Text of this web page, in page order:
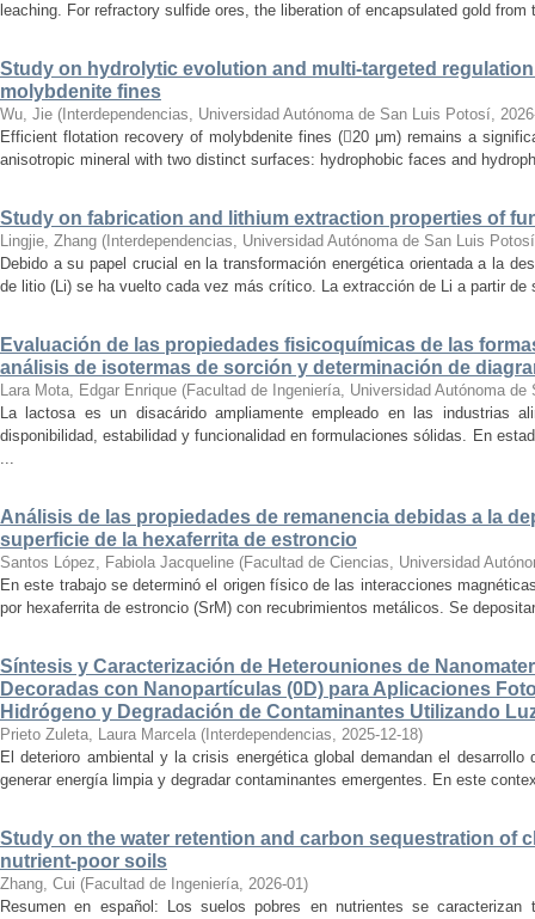
leaching. For refractory sulfide ores, the liberation of encapsulated gold
Study on hydrolytic evolution and multi-targeted
molybdenite fines
Wu, Jie ( Interdependencias, Universidad Autónoma de San Luis Potosí,
Efficient flotation recovery of molybdenite fines (20 μm) remains a
anisotropic mineral with two distinct surfaces: hydrophobic faces and
Study on fabrication and lithium extraction properties of
Lingjie, Zhang ( Interdependencias, Universidad Autónoma de San Luis Potosí
Debido a su papel crucial en la transformación energética orientada a la
de litio (Li) se ha vuelto cada vez más crítico. La extracción de Li a partir de
Evaluación de las propiedades fisicoquímicas de las
análisis de isotermas de sorción y determinación de
Lara Mota, Edgar Enrique (Facultad de Ingeniería, Universidad Autónoma
La lactosa es un disacárido ampliamente empleado en las industrias
disponibilidad, estabilidad y funcionalidad en formulaciones sólidas. En
...
Análisis de las propiedades de remanencia debidas a la
superficie de la hexaferrita de estroncio
Santos López, Fabiola Jacqueline (Facultad de Ciencias, Universidad
En este trabajo se determinó el origen físico de las interacciones
por hexaferrita de estroncio (SrM) con recubrimientos metálicos. Se
Síntesis y Caracterización de Heterouniones de
Decoradas con Nanopartículas (0D) para Aplicaciones
Hidrógeno y Degradación de Contaminantes Utilizando
Prieto Zuleta, Laura Marcela ( Interdependencias, 2025-12-18)
El deterioro ambiental y la crisis energética global demandan el
generar energía limpia y degradar contaminantes emergentes. En este
Study on the water retention and carbon sequestration of
nutrient-poor soils
Zhang, Cui (Facultad de Ingeniería, 2026-01)
Resumen en español: Los suelos pobres en nutrientes se